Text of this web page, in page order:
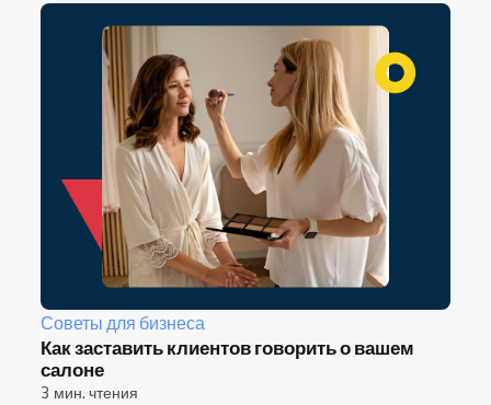
Советы для бизнеса
Как заставить клиентов говорить о вашем
салоне
3 мин. чтения